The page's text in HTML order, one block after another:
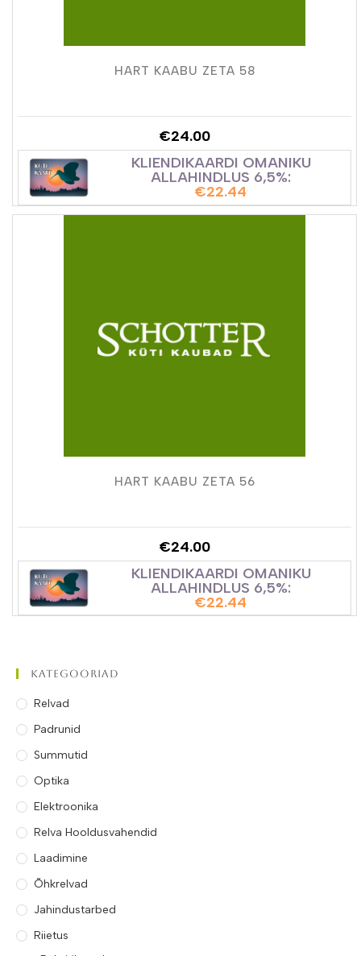
HART KAABU ZETA 58
€24.00
KLIENDIKAARDI OMANIKU
ALLAHINDLUS 6,5%:
€22.44
HART KAABU ZETA 56
€24.00
KLIENDIKAARDI OMANIKU
ALLAHINDLUS 6,5%:
€22.44
Kategooriad
Relvad
Padrunid
Summutid
Optika
Elektroonika
Relva Hooldusvahendid
Laadimine
Õhkrelvad
Jahindustarbed
Riietus